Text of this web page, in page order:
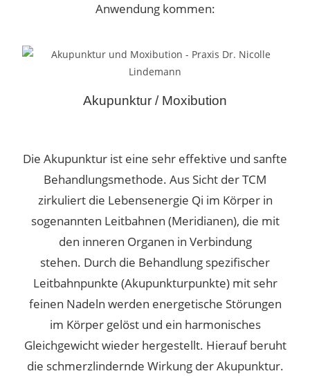
Anwendung kommen:
Akupunktur / Moxibution
Die Akupunktur ist eine sehr effektive und sanfte
Behandlungsmethode. Aus Sicht der TCM
zirkuliert die Lebensenergie Qi im Körper in
sogenannten Leitbahnen (Meridianen), die mit
den inneren Organen in Verbindung
stehen. Durch die Behandlung spezifischer
Leitbahnpunkte (Akupunkturpunkte) mit sehr
feinen Nadeln werden energetische Störungen
im Körper gelöst und ein harmonisches
Gleichgewicht wieder hergestellt. Hierauf beruht
die schmerzlindernde Wirkung der Akupunktur.